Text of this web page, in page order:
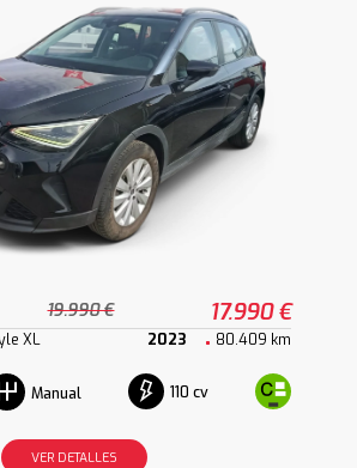
19.990 € 17.990 €
XL 2023 80.409 km
Manual 110 cv
VER DETALLES